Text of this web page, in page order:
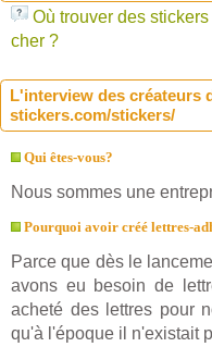
Où trouver des
cher ?
L'interview des créateurs
stickers.com/stickers/
Qui êtes-vous?
Nous sommes une
Pourquoi avoir créé lettres-
Parce que dès le
avons eu besoin de
acheté des lettres pour
qu'à l'époque il n'existait